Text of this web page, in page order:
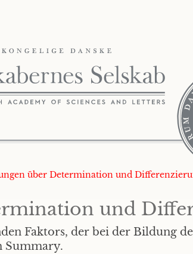
über Determination und
und
Faktors, der bei der Bildung
Summary.